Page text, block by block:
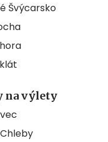
Švýcarsko
na výlety